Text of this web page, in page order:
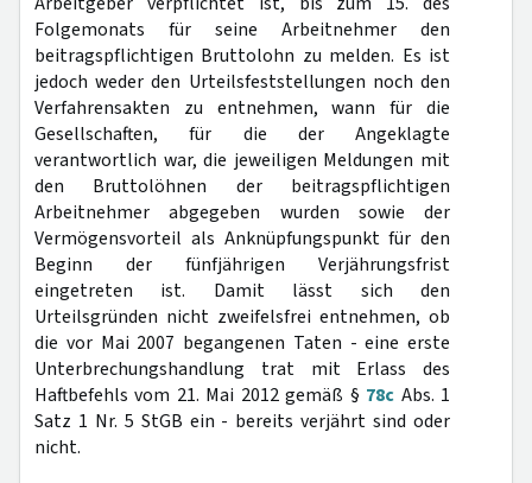
Folgemonats für seine Arbeitnehmer den
beitragspflichtigen Bruttolohn zu melden. Es ist
jedoch weder den Urteilsfeststellungen noch den
Verfahrensakten zu entnehmen, wann für die
Gesellschaften, für die der Angeklagte
verantwortlich war, die jeweiligen Meldungen mit
den Bruttolöhnen der beitragspflichtigen
Arbeitnehmer abgegeben wurden sowie der
Vermögensvorteil als Anknüpfungspunkt für den
Beginn der fünfjährigen Verjährungsfrist
eingetreten ist. Damit lässt sich den
Urteilsgründen nicht zweifelsfrei entnehmen, ob
die vor Mai 2007 begangenen Taten - eine erste
Unterbrechungshandlung trat mit Erlass des
Haftbefehls vom 21. Mai 2012 gemäß § 78c Abs. 1
Satz 1 Nr. 5 StGB ein - bereits verjährt sind oder
nicht.